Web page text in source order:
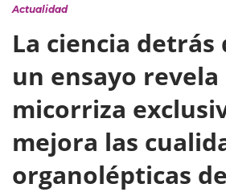
Actualidad
La ciencia detrás
un ensayo revela
micorriza
mejora las
organolépticas